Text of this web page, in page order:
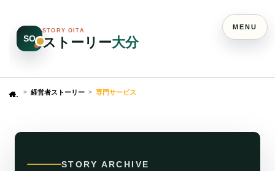
SO
STORY OITA
ストーリー大分
Home 経営者ストーリー 専門サービス
STORY ARCHIVE
MENU